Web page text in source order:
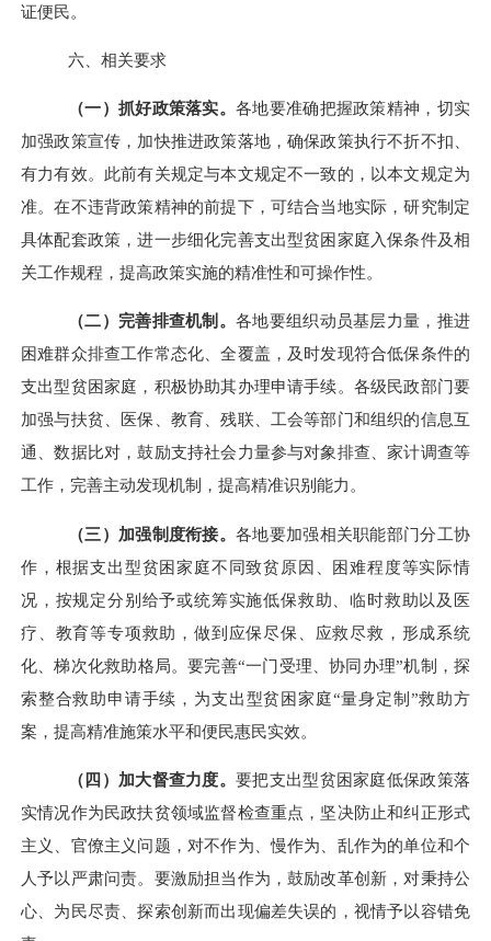
证便民。
六、相关要求
（一）抓好政策落实。各地要准确把握政策精神，切实
加强政策宣传，加快推进政策落地，确保政策执行不折不扣、
有力有效。此前有关规定与本文规定不一致的，以本文规定为
准。在不违背政策精神的前提下，可结合当地实际，研究制定
具体配套政策，进一步细化完善支出型贫困家庭入保条件及相
关工作规程，提高政策实施的精准性和可操作性。
（二）完善排查机制。各地要组织动员基层力量，推进
困难群众排查工作常态化、全覆盖，及时发现符合低保条件的
支出型贫困家庭，积极协助其办理申请手续。各级民政部门要
加强与扶贫、医保、教育、残联、工会等部门和组织的信息互
通、数据比对，鼓励支持社会力量参与对象排查、家计调查等
工作，完善主动发现机制，提高精准识别能力。
（三）加强制度衔接。各地要加强相关职能部门分工协
作，根据支出型贫困家庭不同致贫原因、困难程度等实际情
况，按规定分别给予或统筹实施低保救助、临时救助以及医
疗、教育等专项救助，做到应保尽保、应救尽救，形成系统
化、梯次化救助格局。要完善“一门受理、协同办理”机制，探
索整合救助申请手续，为支出型贫困家庭“量身定制”救助方
案，提高精准施策水平和便民惠民实效。
（四）加大督查力度。要把支出型贫困家庭低保政策落
实情况作为民政扶贫领域监督检查重点，坚决防止和纠正形式
主义、官僚主义问题，对不作为、慢作为、乱作为的单位和个
人予以严肃问责。要激励担当作为，鼓励改革创新，对秉持公
心、为民尽责、探索创新而出现偏差失误的，视情予以容错免